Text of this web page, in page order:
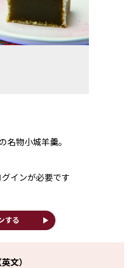
名物小城羊羹。
インが必要です
する play_arrow
文）